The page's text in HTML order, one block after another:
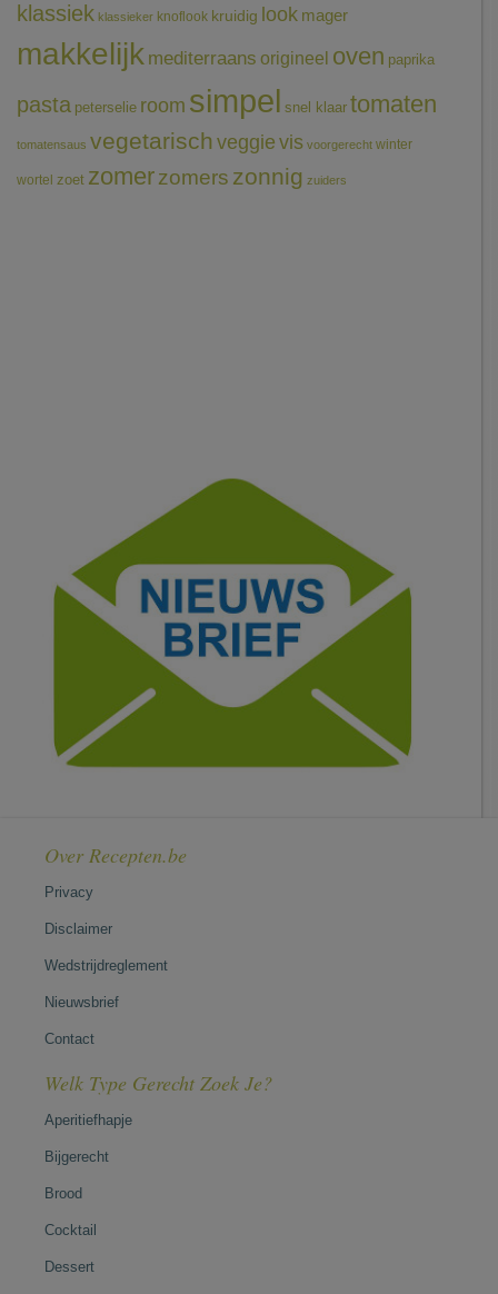
klassiek klassieker knoflook kruidig look mager
makkelijk mediterraans origineel oven paprika
pasta peterselie room simpel snel klaar tomaten
tomatensaus vegetarischveggie vis voorgerecht winter
wortel zoet zomerzomers zonnig zuiders
Over Recepten.be
Privacy
Disclaimer
Wedstrijdreglement
Nieuwsbrief
Contact
Welk Type Gerecht Zoek Je?
Aperitiefhapje
Bijgerecht
Brood
Cocktail
Dessert